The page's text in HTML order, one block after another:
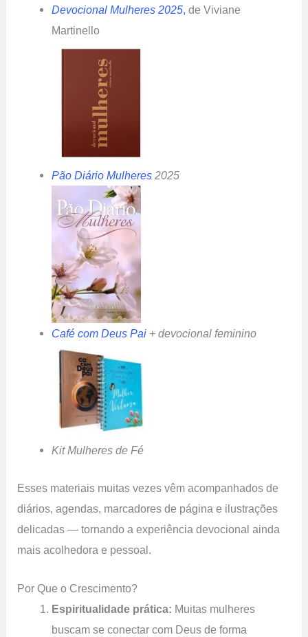
Devocional Mulheres 2025, de Viviane
Martinello
Pão Diário Mulheres2025
Café com Deus Pai+ devocional feminino
Kit Mulheres de Fé
Esses materiais muitas vezes vêm acompanhados de
diários, agendas, marcadores de página e ilustrações
delicadas — tornando a experiência devocional ainda
mais acolhedora e pessoal.
Por Que o Crescimento?
Espiritualidade prática: Muitas mulheres
buscam se conectar com Deus de forma